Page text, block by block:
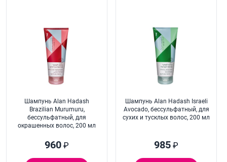
Шампунь Alan Hadash
Brazilian Murumuru,
бессульфатный, для
окрашенных волос, 200 мл
960 ₽
Шампунь Alan Hadash Israeli
Avocado, бессульфатный, для
сухих и тусклых волос, 200 мл
985 ₽